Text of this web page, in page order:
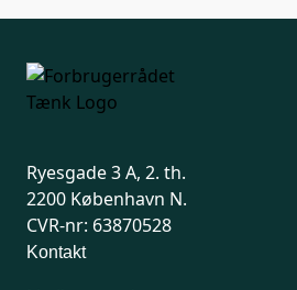
Ryesgade 3 A, 2. th.
2200 København N.
CVR-nr: 63870528
Kontakt